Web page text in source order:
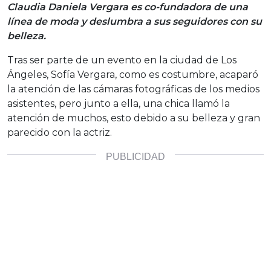
Claudia Daniela Vergara es co-fundadora de una
línea de moda y deslumbra a sus seguidores con su
belleza.
Tras ser parte de un evento en la ciudad de Los
Ángeles, Sofía Vergara, como es costumbre, acaparó
la atención de las cámaras fotográficas de los medios
asistentes, pero junto a ella, una chica llamó la
atención de muchos, esto debido a su belleza y gran
parecido con la actriz.